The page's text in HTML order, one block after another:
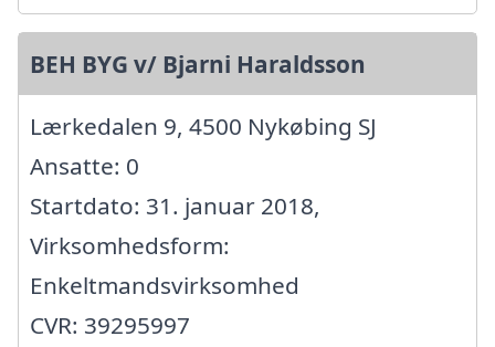
BEH BYG v/ Bjarni Haraldsson
Lærkedalen 9, 4500 Nykøbing SJ
Ansatte: 0
Startdato: 31. januar 2018,
Virksomhedsform:
Enkeltmandsvirksomhed
CVR: 39295997